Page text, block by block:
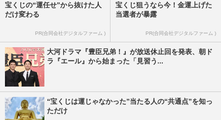
宝くじの“運任せ”から抜けた人
だけ変わる
PR(合同会社デジタルファーム )
宝くじ狙うなら今！金運上げた
当選者が暴露
PR(合同会社デジタルファーム )
大河ドラマ『豊臣兄弟！』が放送休止回を発表、朝ド
ラ『エール』から始まった「見習う...
“宝くじは運じゃなかった”当たる人の“共通点”を知っ
ただけ